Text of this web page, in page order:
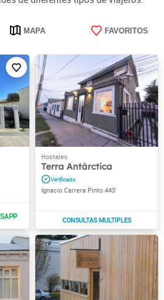
MAPA FAVORITOS
Terra Antárctica
Ignacio Carrera Pinto 443